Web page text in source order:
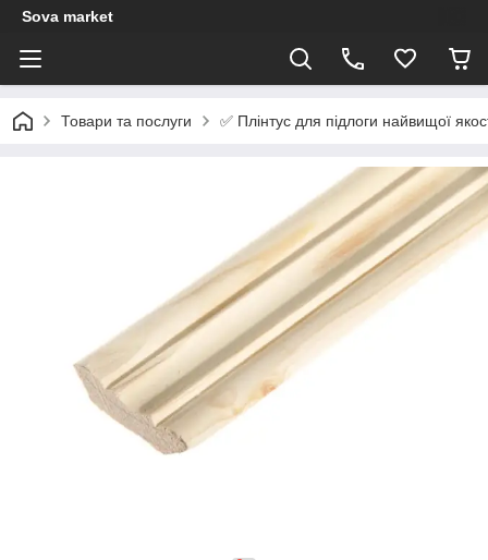
Sova market
Товари та послуги ✅ Плінтус для підлоги найвищої